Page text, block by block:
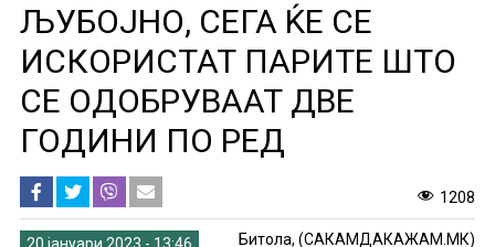
ЉУБОЈНО, СЕГА ЌЕ СЕ
ИСКОРИСТАТ ПАРИТЕ ШТО
СЕ ОДОБРУВААТ ДВЕ
ГОДИНИ ПО РЕД
1208
20 јануари 2023 - 13:46 Битола, (САКАМДАКАЖАМ.МК)